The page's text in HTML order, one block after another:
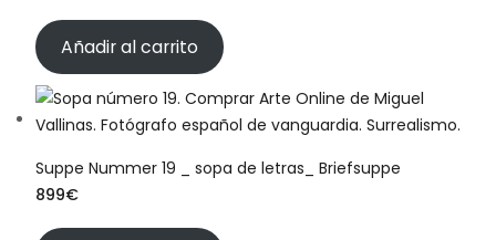
Añadir al carrito
Suppe Nummer 19 _ sopa de letras_ Briefsuppe
899€